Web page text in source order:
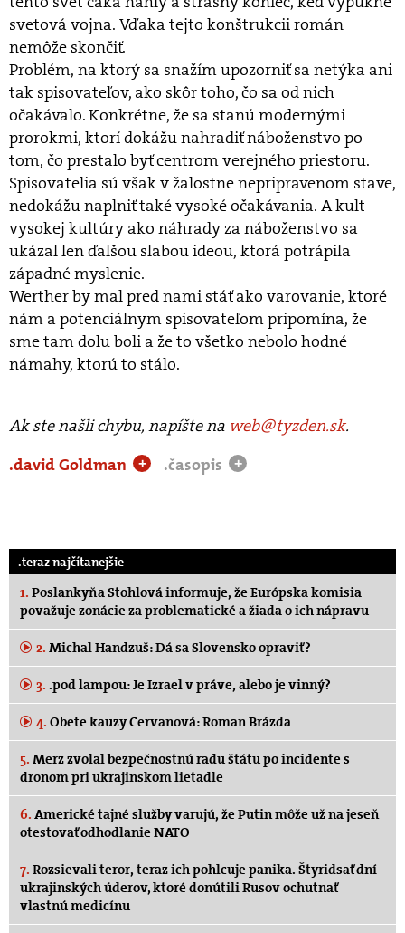
svetová vojna. Vďaka tejto konštrukcii román
nemôže skončiť.
Problém, na ktorý sa snažím upozorniť sa netýka ani
tak spisovateľov, ako skôr toho, čo sa od nich
očakávalo. Konkrétne, že sa stanú modernými
prorokmi, ktorí dokážu nahradiť náboženstvo po
tom, čo prestalo byť centrom verejného priestoru.
Spisovatelia sú však v žalostne nepripravenom stave,
nedokážu naplniť také vysoké očakávania. A kult
vysokej kultúry ako náhrady za náboženstvo sa
ukázal len ďalšou slabou ideou, ktorá potrápila
západné myslenie.
Werther by mal pred nami stáť ako varovanie, ktoré
nám a potenciálnym spisovateľom pripomína, že
sme tam dolu boli a že to všetko nebolo hodné
námahy, ktorú to stálo.
Ak ste našli chybu, napíšte na web@tyzden.sk.
.david Goldman
+ .časopis +
.teraz najčítanejšie
1. Poslankyňa Stohlová informuje, že Európska komisia
považuje zonácie za problematické a žiada o ich nápravu
2. Michal Handzuš: Dá sa Slovensko opraviť?
3. .pod lampou: Je Izrael v práve, alebo je vinný?
4. Obete kauzy Cervanová: Roman Brázda
5. Merz zvolal bezpečnostnú radu štátu po incidente s
dronom pri ukrajinskom lietadle
6. Americké tajné služby varujú, že Putin môže už na jeseň
otestovať odhodlanie NATO
7. Rozsievali teror, teraz ich pohlcuje panika. Štyridsať dní
ukrajinských úderov, ktoré donútili Rusov ochutnať
vlastnú medicínu